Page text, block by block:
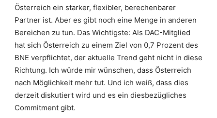
Österreich ein starker, flexibler, berechenbarer
Partner ist. Aber es gibt noch eine Menge in anderen
Bereichen zu tun. Das Wichtigste: Als DAC-Mitglied
hat sich Österreich zu einem Ziel von 0,7 Prozent des
BNE verpflichtet, der aktuelle Trend geht nicht in diese
Richtung. Ich würde mir wünschen, dass Österreich
nach Möglichkeit mehr tut. Und ich weiß, dass dies
derzeit diskutiert wird und es ein diesbezügliches
Commitment gibt.